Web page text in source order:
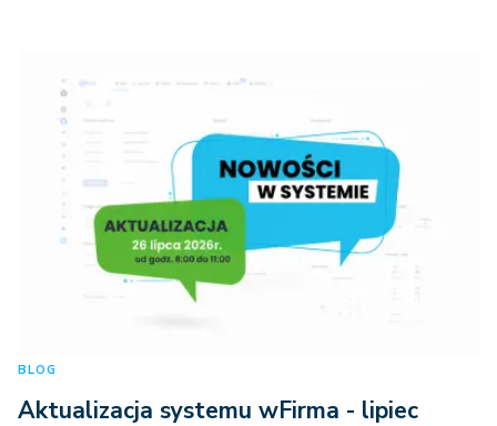
BLOG
Aktualizacja systemu wFirma - lipiec